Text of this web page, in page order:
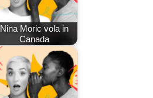
Nina Moric vola in
Canada